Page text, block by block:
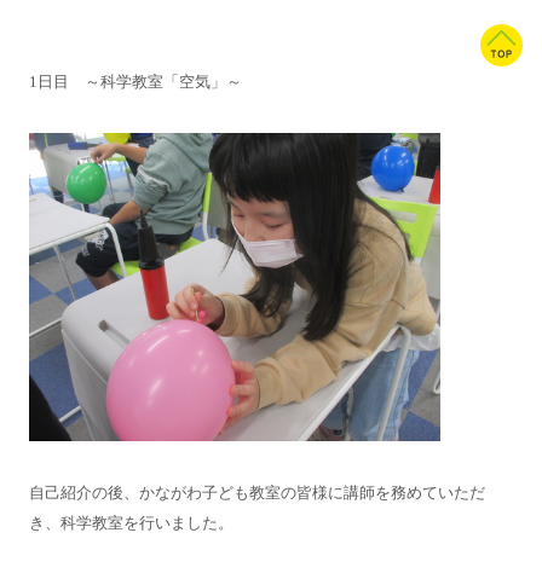
1日目 ～科学教室「空気」～
自己紹介の後、かながわ子ども教室の皆様に講師を務めていただ
き、科学教室を行いました。